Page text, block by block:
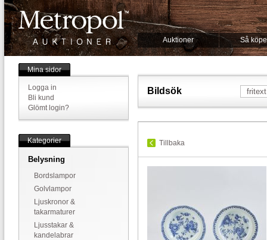
Auktioner Så
Mina sidor
Logga in
Bli kund
Glömt login?
Kategorier
Belysning
Bordslampor
Golvlampor
Ljuskronor &
takarmaturer
Ljusstakar &
kandelabrar
Bildsök
Tillbaka